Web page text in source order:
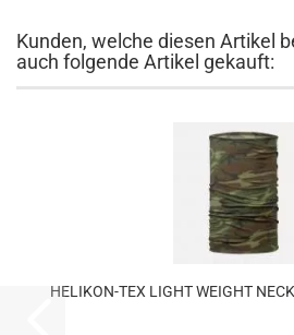
Kunden, welche diesen Artikel
auch folgende Artikel gekauft:
HELIKON-TEX LIGHT WEIGHT